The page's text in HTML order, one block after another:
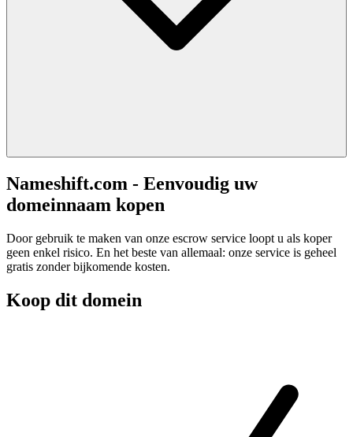
Nameshift.com - Eenvoudig uw
domeinnaam kopen
Door gebruik te maken van onze escrow service loopt u als koper
geen enkel risico. En het beste van allemaal: onze service is geheel
gratis zonder bijkomende kosten.
Koop dit domein